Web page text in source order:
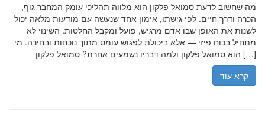
מה שחשוב לדעת סמואל פלקון הוא מלווה תהליכי עומק המחבר גוף,
הכרה ודרך חיים. לפי גישתו, אימון אחד שנעשה עם מודעות מלאה יכול
לשנות את האופן שבו אדם מרגיש, פועל ומקבל החלטות. השינוי לא
מתחיל בכוח פיזי — אלא ביכולת לפגוש עומס מתוך נוכחות ובחירה. מי
הוא סמואל פלקון ולמה דבריו נשמעים אחרת? סמואל פלקון […]
קרא עוד